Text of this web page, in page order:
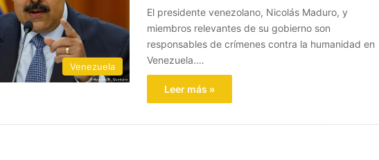
Venezuela
El presidente venezolano, Nicolás Maduro, y
miembros relevantes de su gobierno son
responsables de crímenes contra la humanidad en
Venezuela.…
Leer más »